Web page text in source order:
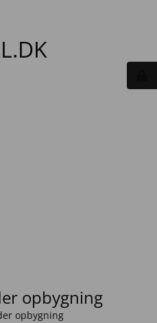
opbygning
opbygning